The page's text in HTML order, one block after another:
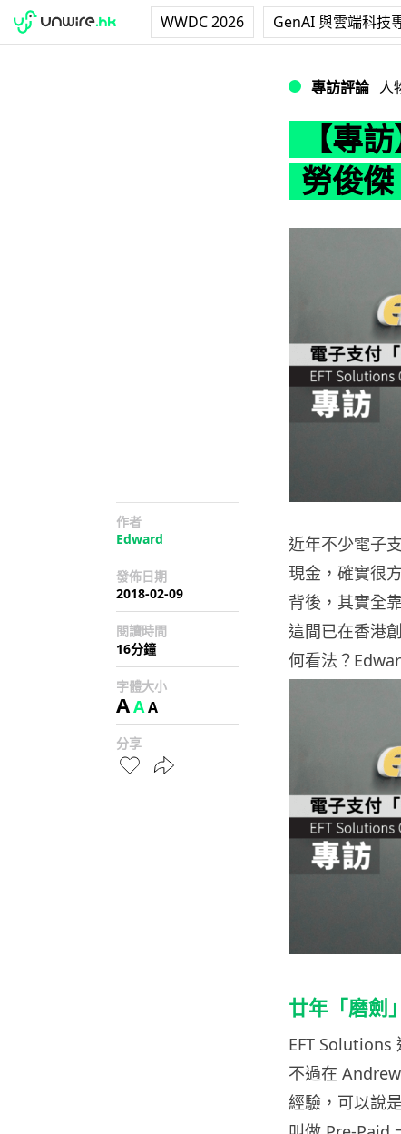
WWDC 2026 GenAI 與雲端科技
專訪評論 人
【專
勞俊
作者
Edward
發佈日期
2018-02-09
閱讀時間
16分鐘
字體大小
AAA
分享
近年不少電子
現金，確實很
背後，其實全
這間已在香港
何看法？
廿年「磨劍
EFT Solutions
不過在
經驗，可以說